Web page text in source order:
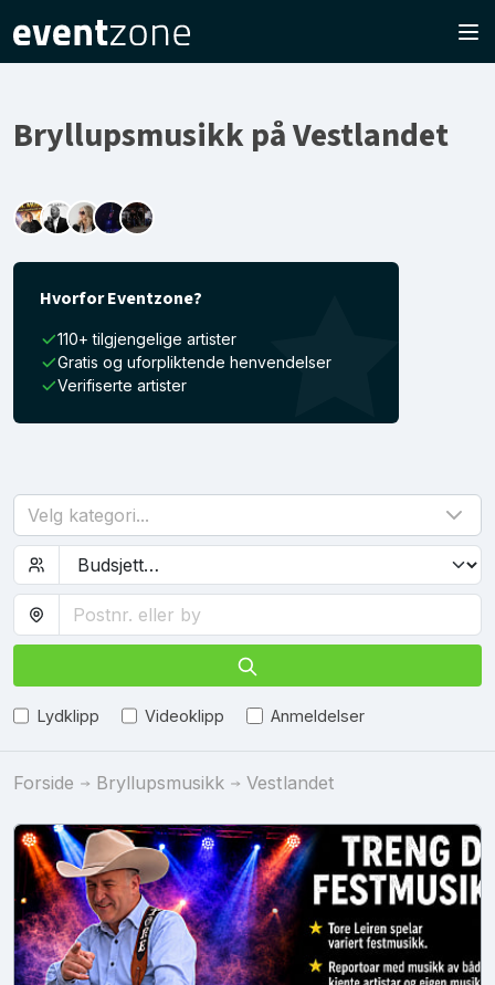
Bryllupsmusikk på Vestlandet
Hvorfor Eventzone?
110+ tilgjengelige artister
Gratis og uforpliktende henvendelser
Verifiserte artister
Velg kategori...
Lydklipp Videoklipp Anmeldelser
Forside Bryllupsmusikk Vestlandet